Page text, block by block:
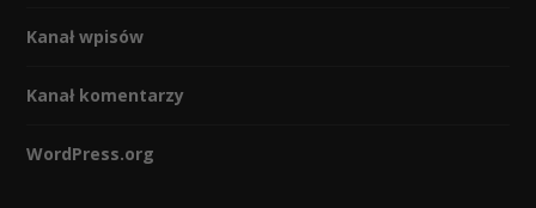
Kanał wpisów
Kanał komentarzy
WordPress.org